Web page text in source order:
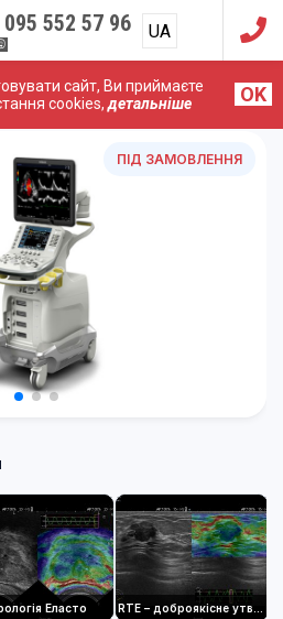
сайт, Ви приймаєте
cookies,детальніше OK
095 552 57 96 UA
RU
Hitachi (Aloka)/ Hitachi Aloka
ПІД ЗАМОВЛЕННЯ
Еласто